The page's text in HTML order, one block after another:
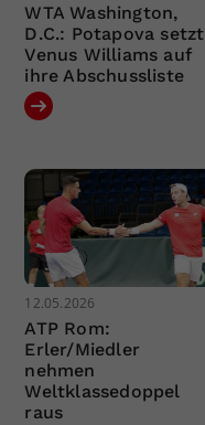
WTA Washington,
D.C.: Potapova setzt
Venus Williams auf
ihre Abschussliste
12.05.2026
ATP Rom:
Erler/Miedler
nehmen
Weltklassedoppel
raus